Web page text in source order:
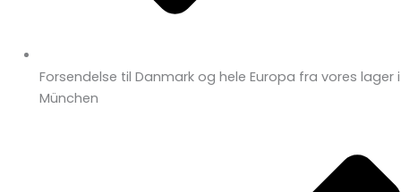
Forsendelse til Danmark og hele Europa fra vores lager i
München